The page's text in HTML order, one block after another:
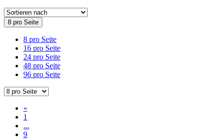
8 pro Seite
8 pro Seite
16 pro Seite
24 pro Seite
48 pro Seite
96 pro Seite
«
1
...
9